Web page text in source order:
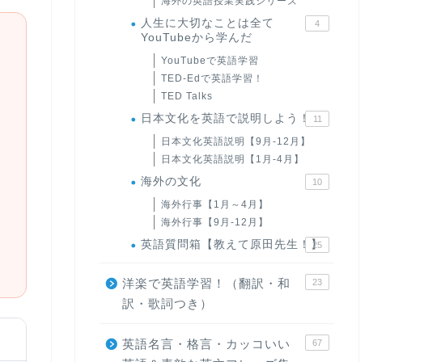
人生に大切なことは全て
YouTubeから学んだ
4
YouTubeで英語学習
TED-Edで英語学習！
TED Talks
日本文化を英語で説明しよう！ 11
日本文化英語説明【9月-12月】
日本文化英語説明【1月-4月】
海外の文化 10
海外行事【1月～4月】
海外行事【9月-12月】
英語質問箱【教えて原田先生！】
25
洋楽で英語学習！（翻訳・和
訳・歌詞つき）
23
英語名言・格言・カッコいい
67